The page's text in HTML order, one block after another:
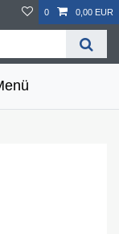
0 0,00 EUR